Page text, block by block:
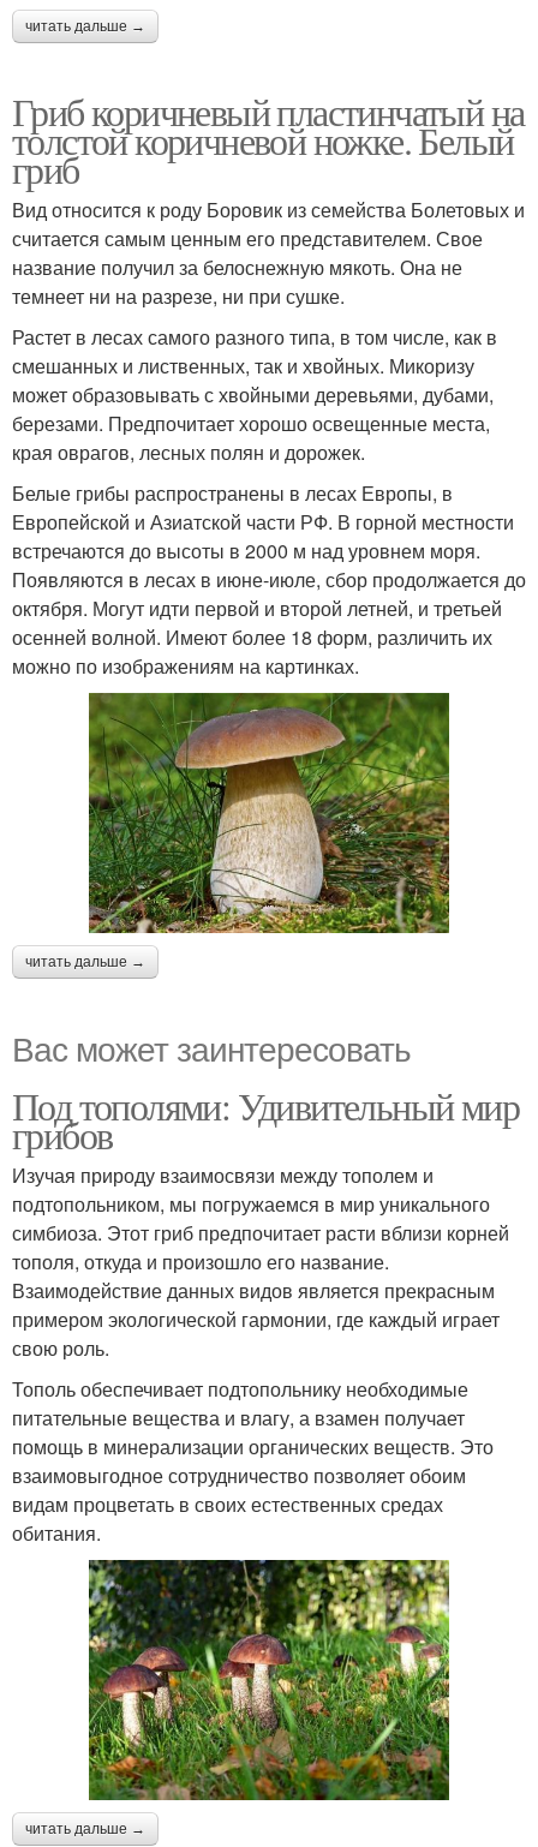
читать дальше →
Гриб коричневый пластинчатый на
толстой коричневой ножке. Белый
гриб
Вид относится к роду Боровик из семейства Болетовых и
считается самым ценным его представителем. Свое
название получил за белоснежную мякоть. Она не
темнеет ни на разрезе, ни при сушке.
Растет в лесах самого разного типа, в том числе, как в
смешанных и лиственных, так и хвойных. Микоризу
может образовывать с хвойными деревьями, дубами,
березами. Предпочитает хорошо освещенные места,
края оврагов, лесных полян и дорожек.
Белые грибы распространены в лесах Европы, в
Европейской и Азиатской части РФ. В горной местности
встречаются до высоты в 2000 м над уровнем моря.
Появляются в лесах в июне-июле, сбор продолжается до
октября. Могут идти первой и второй летней, и третьей
осенней волной. Имеют более 18 форм, различить их
можно по изображениям на картинках.
читать дальше →
Вас может заинтересовать
Под тополями: Удивительный мир
грибов
Изучая природу взаимосвязи между тополем и
подтопольником, мы погружаемся в мир уникального
симбиоза. Этот гриб предпочитает расти вблизи корней
тополя, откуда и произошло его название.
Взаимодействие данных видов является прекрасным
примером экологической гармонии, где каждый играет
свою роль.
Тополь обеспечивает подтопольнику необходимые
питательные вещества и влагу, а взамен получает
помощь в минерализации органических веществ. Это
взаимовыгодное сотрудничество позволяет обоим
видам процветать в своих естественных средах
обитания.
читать дальше →